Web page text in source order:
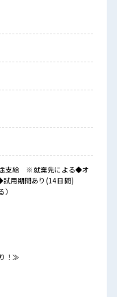
途支給 ※就業先による◆オ
用期間あり(14日間)
！≫